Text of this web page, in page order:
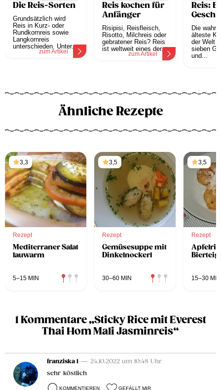
Die Reis-Sorten
Grundsätzlich wird
Reis in Kurz- oder
Rundkornreis sowie
Langkornreis
unterschieden. Unter...
zum Artikel
Reis kochen für
Anfänger
Risipisi, Reisfleisch,
Risotto, Milchreis oder
gebratener Reis? Reis
ist weltweit eines der...
zum Artikel
Reis:
Die
älteste
der Welt
sieben
und...
Ähnliche Rezepte
3,3
Rezept
Mediterraner Salat
lauwarm
5–15 MIN
3,5
Rezept
Gemüsesuppe mit
Dinkelnockerl
30–60 MIN
3,5
Rezept
Bierteig
15–30 MIN
1 Kommentare „Sticky Rice mit Everest
Thai Hom Mali Jasminreis“
franziska 1 — 24.10.2022 um 10:48 Uhr
sehr köstlich
KOMMENTIEREN GEFÄLLT MIR